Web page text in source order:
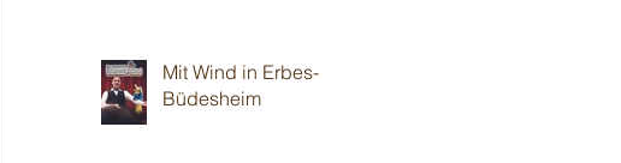
Mit Wind in Erbes-
Büdesheim